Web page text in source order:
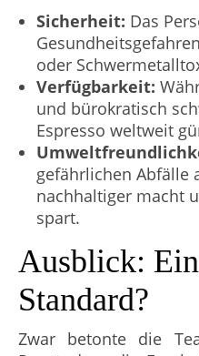
Sicherheit: Das
oder
Verfügbarkeit:
und bürokratisch
Espresso weltweit
gefährlichen Abfälle
nachhaltiger macht
spart.
Ausblick:
Standard?
Zwar betonte die